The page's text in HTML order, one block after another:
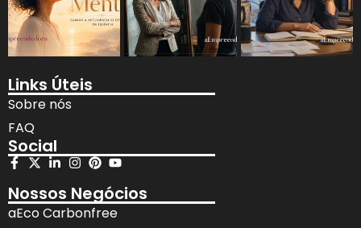
Links Úteis
Sobre nós
FAQ
Social
Nossos Negócios
aEco Carbonfree